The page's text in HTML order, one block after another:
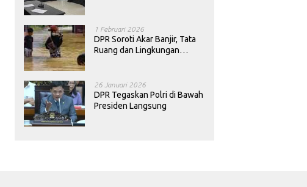
1 Februari 2026
DPR Soroti Akar Banjir, Tata
Ruang dan Lingkungan
26 Januari 2026
DPR Tegaskan Polri di Bawah
Presiden Langsung